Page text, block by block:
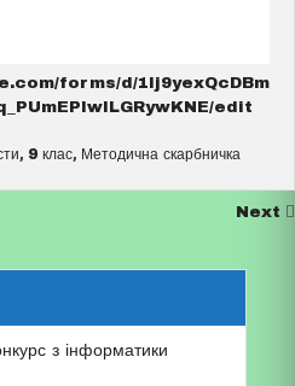
forms/d/1lj9yexQcDBm
edit
, 9 клас, Методична скарбничка
Next
з інформатики